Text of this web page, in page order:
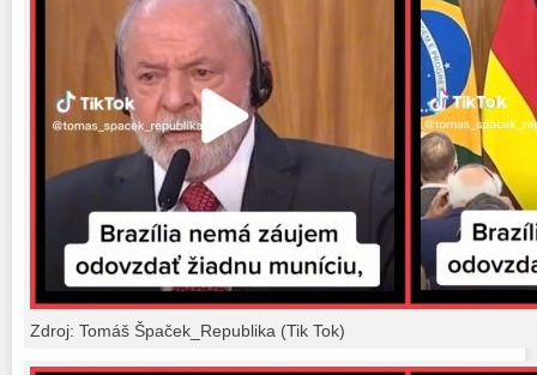
Zdroj: Tomáš Špaček_Republika (Tik Tok)